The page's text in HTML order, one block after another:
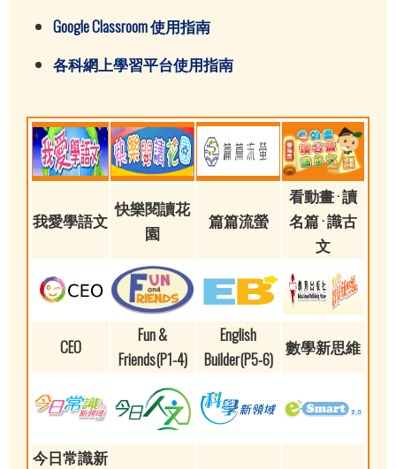
Google Classroom 使用指南
各科網上學習平台使用指南
我愛學語文
快樂閱讀花
園
篇篇流螢
看動畫 · 讀
名篇 · 識古
文
CEO
Fun &
Friends(P1-4)
English
Builder(P5-6)
數學新思維
今日常識新